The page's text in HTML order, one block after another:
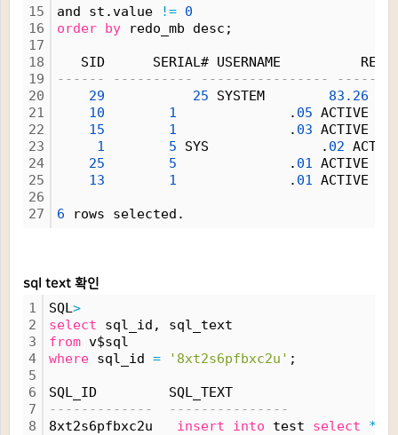
15
16
17
18
19
20
21
22
23
24
25
26
27
and st.value
!= 0
order by redo_mb desc;
SID      SERIAL# USERNAME
------ ---------- ----------------
29
25 SYSTEM 83. 26
10
1 . 05 ACTIVE
15
1 . 03 ACTIVE
1
5 SYS              . 02
25
5 . 01 ACTIVE
13
1 . 01 ACTIVE
6 rows selected.
sql text 확인
1
2
3
4
5
6
7
8
SQL>
select sql_id, sql_text
from v$sql
where sql_id = '8xt2s6pfbxc2u' ;
SQL_ID         SQL_TEXT
-------------  ---------------
8xt2s6pfbxc2u insert into test select *